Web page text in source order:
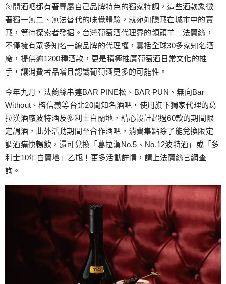
跳
至
主
要
內
容
每間酒吧都有著專屬自己品牌特色的獨家特調，這些酒款象徵
著獨一無二、無法替代的味覺體驗，就宛如隱藏在城市中的寶
藏，等待探索者發掘。台灣葡萄酒代理界的領頭羊—法蘭絲，
不僅擁有眾多知名一線品牌的代理權，囊括全球30多家知名酒
廠，提供逾1200種酒款，更是積極推廣葡萄酒日常文化的推
手，讓消費者品嚐且認識葡萄酒更多的可能性。
今年九月，法蘭絲串連BAR PINE松、BAR PUN、無向Bar
Without、榕信義等台北20間知名酒吧，使用旗下獨家代理的葛
拉漢酒廠波特酒及多利士白蘭地，精心設計超過60款的期間限
定調酒，此外活動期間至合作酒吧，消費集點除了能兌換限定
調酒痛快暢飲，還可兌換「葛拉漢No.5、No.12波特酒」或「多
利士10年白蘭地」乙瓶！更多活動詳情，請上法蘭絲官網查
詢。